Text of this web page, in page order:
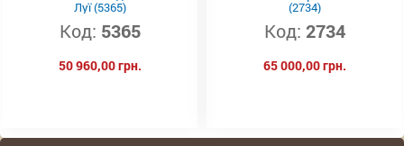
Луї (5365)
Код: 5365
50 960,00 грн.
(2734)
Код: 2734
65 000,00 грн.